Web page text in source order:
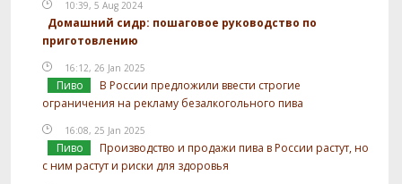
10:39, 5 Aug 2024
Домашний сидр: пошаговое руководство по
приготовлению
16:12, 26 Jan 2025
Пиво
В России предложили ввести строгие
ограничения на рекламу безалкогольного пива
16:08, 25 Jan 2025
Пиво
Производство и продажи пива в России растут, но
с ним растут и риски для здоровья